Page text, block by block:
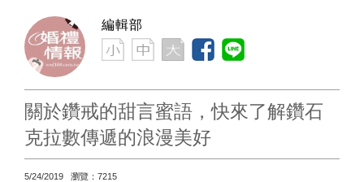
編輯部
關於鑽戒的甜言蜜語，快來了解鑽石
克拉數傳遞的浪漫美好
5/24/2019 瀏覽：7215